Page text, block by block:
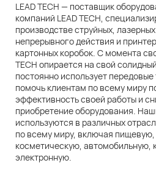
LEAD TECH — поставщик
компаний LEAD TECH,
производстве струйных,
непрерывного действия и
картонных коробок. С момента
TECH опирается на свой
постоянно использует
помочь клиентам по всему миру
эффективность своей работы и
приобретение оборудования.
используются в различных
по всему миру, включая
косметическую, автомобильную,
электронную.